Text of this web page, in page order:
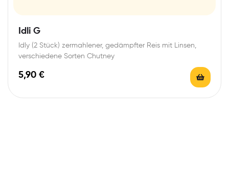
Idli G
Idly (2 Stück) zermahlener, gedämpfter Reis mit Linsen,
verschiedene Sorten Chutney
5,90 €